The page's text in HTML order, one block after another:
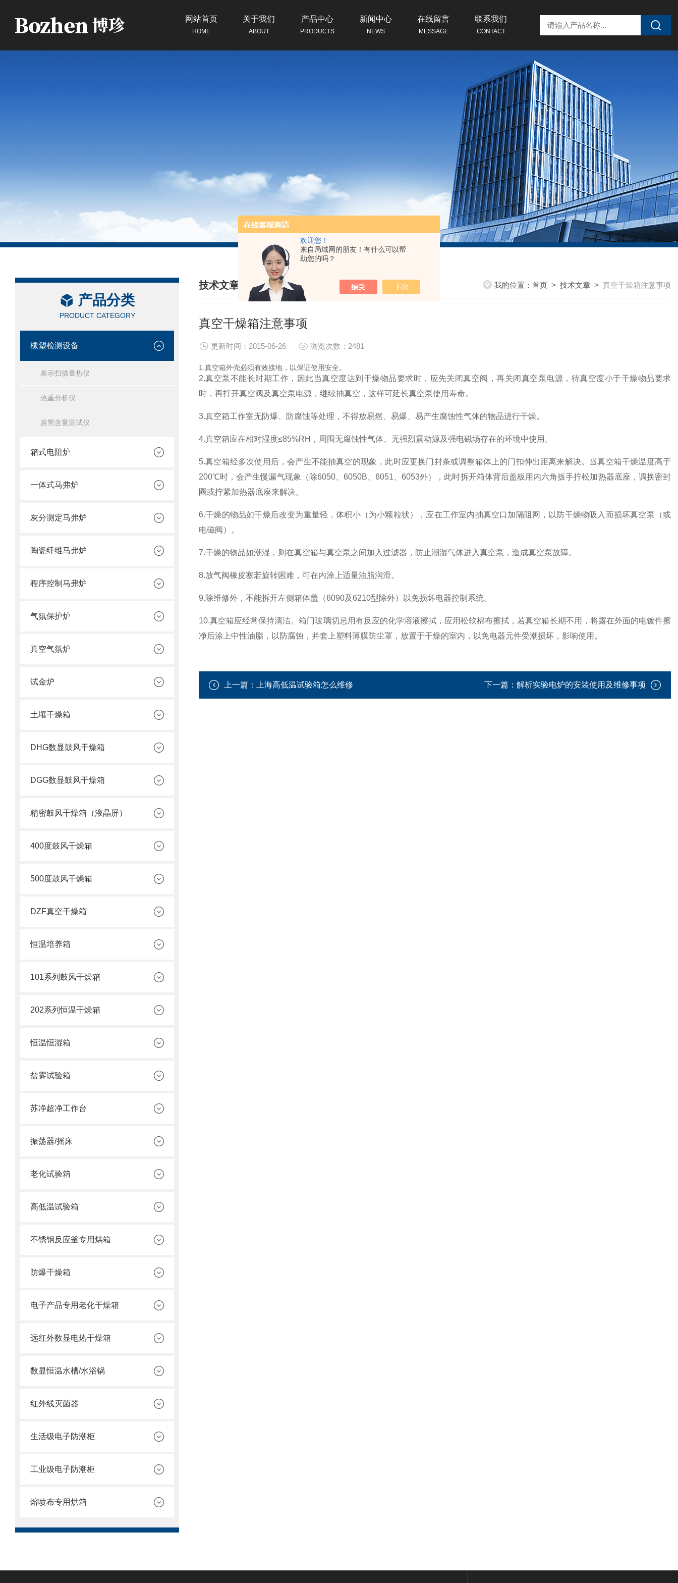
欢迎您！
来自局域网的朋友！有什么可以帮
助您的吗？
网站首页
HOME
关于我们
ABOUT
产品中心
PRODUCTS
新闻中心
NEWS
在线留言
MESSAGE
联系我们
CONTACT
产品分类
PRODUCT CATEGORY
橡塑检测设备
差示扫描量热仪
热重分析仪
炭黑含量测试仪
箱式电阻炉
一体式马弗炉
灰分测定马弗炉
陶瓷纤维马弗炉
程序控制马弗炉
气氛保护炉
真空气氛炉
试金炉
土壤干燥箱
DHG数显鼓风干燥箱
DGG数显鼓风干燥箱
精密鼓风干燥箱（液晶屏）
400度鼓风干燥箱
500度鼓风干燥箱
DZF真空干燥箱
恒温培养箱
101系列鼓风干燥箱
202系列恒温干燥箱
恒温恒湿箱
盐雾试验箱
苏净超净工作台
振荡器/摇床
老化试验箱
高低温试验箱
不锈钢反应釜专用烘箱
防爆干燥箱
电子产品专用老化干燥箱
远红外数显电热干燥箱
数显恒温水槽/水浴锅
红外线灭菌器
生活级电子防潮柜
工业级电子防潮柜
熔喷布专用烘箱
技术文章
/ TECHNICAL ARTICLES
我的位置： 首页 > 技术文章 > 真空干燥箱注意事项
真空干燥箱注意事项
更新时间：2015-06-26 浏览次数：2481
1.真空箱外壳必须有效接地，以保证使用安全。
2.真空泵不能长时期工作，因此当真空度达到干燥物品要求时，应先关闭真空阀，再关闭真空泵电源，待真空度小于干燥物品要求
时，再打开真空阀及真空泵电源，继续抽真空，这样可延长真空泵使用寿命。
3.真空箱工作室无防爆、防腐蚀等处理，不得放易然、易爆、易产生腐蚀性气体的物品进行干燥。
4.真空箱应在相对湿度≤85%RH，周围无腐蚀性气体、无强烈震动源及强电磁场存在的环境中使用。
5.真空箱经多次使用后，会产生不能抽真空的现象，此时应更换门封条或调整箱体上的门扣伸出距离来解决。当真空箱干燥温度高于
200℃时，会产生慢漏气现象（除6050、6050B、6051、6053外），此时拆开箱体背后盖板用内六角扳手拧松加热器底座，调换密封
圈或拧紧加热器底座来解决。
6.干燥的物品如干燥后改变为重量轻，体积小（为小颗粒状），应在工作室内抽真空口加隔阻网，以防干燥物吸入而损坏真空泵（或
电磁阀）。
7.干燥的物品如潮湿，则在真空箱与真空泵之间加入过滤器，防止潮湿气体进入真空泵，造成真空泵故障。
8.放气阀橡皮塞若旋转困难，可在内涂上适量油脂润滑。
9.除维修外，不能拆开左侧箱体盖（6090及6210型除外）以免损坏电器控制系统。
10.真空箱应经常保持清洁。箱门玻璃切忌用有反应的化学溶液擦拭，应用松软棉布擦拭，若真空箱长期不用，将露在外面的电镀件擦
净后涂上中性油脂，以防腐蚀，并套上塑料薄膜防尘罩，放置于干燥的室内，以免电器元件受潮损坏，影响使用。
上一篇： 上海高低温试验箱怎么维修 下一篇： 解析实验电炉的安装使用及维修事项